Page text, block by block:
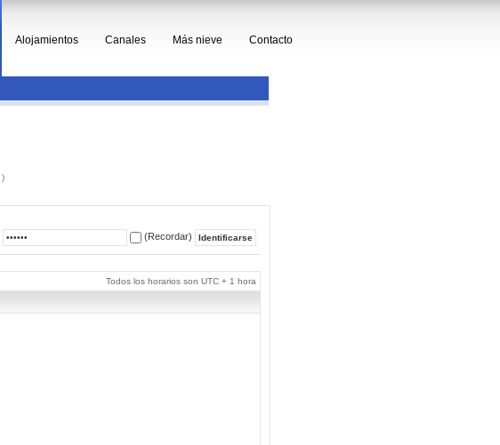
Alojamientos Canales Más nieve Contacto
)
(Recordar)
Todos los horarios son UTC + 1 hora